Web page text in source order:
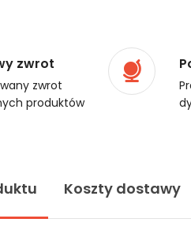
zwrot
zwrot
produktów
Koszty dostawy